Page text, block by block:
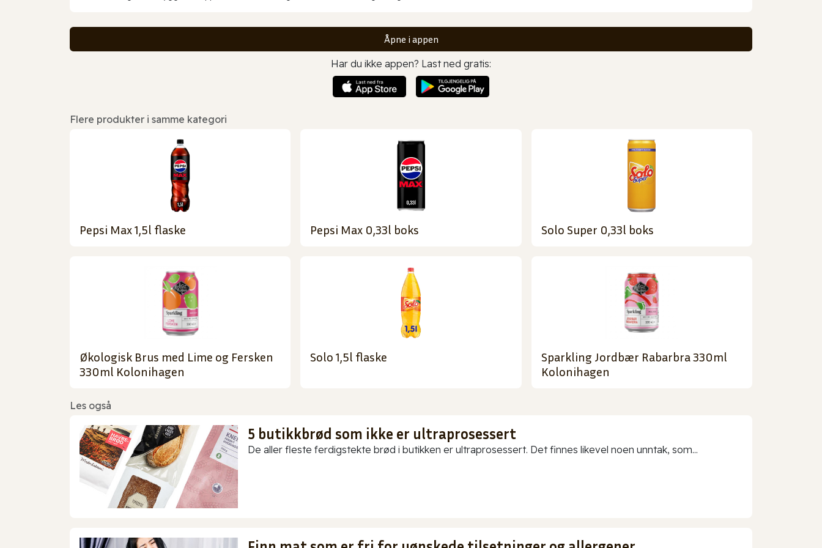
Åpne i appen
Har du ikke appen? Last ned gratis:
Flere produkter i samme kategori
Pepsi Max 1,5l flaske Pepsi Max 0,33l boks Solo Super 0,33l boks
Økologisk Brus med Lime og Fersken
330ml Kolonihagen
Solo 1,5l flaske
Sparkling Jordbær Rabarbra 330ml
Kolonihagen
Les også
5 butikkbrød som ikke er ultraprosessert
De aller fleste ferdigstekte brød i butikken er ultraprosessert. Det finnes likevel noen unntak, som...